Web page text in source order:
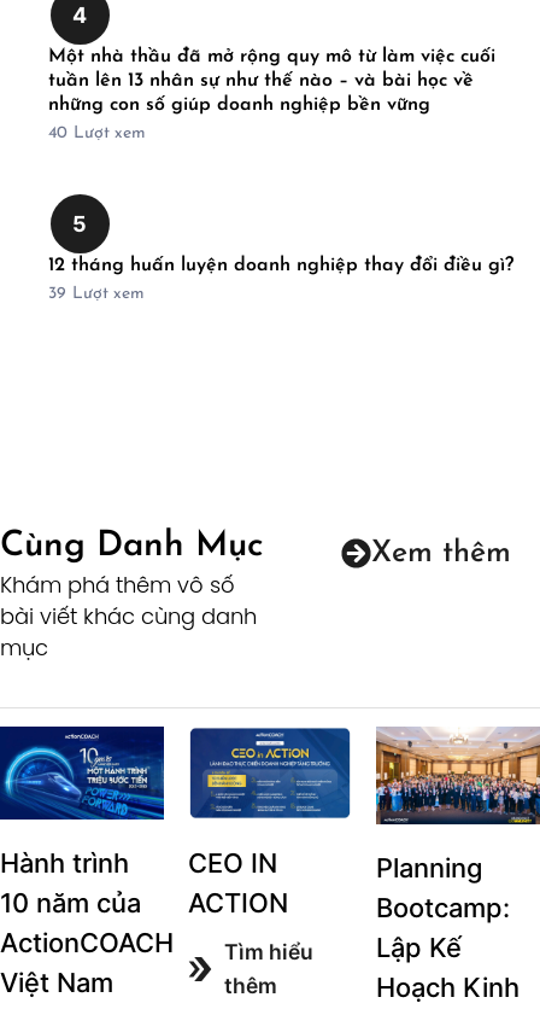
4
Một nhà thầu đã mở rộng quy mô từ làm việc cuối
tuần lên 13 nhân sự như thế nào – và bài học về
những con số giúp doanh nghiệp bền vững
40 Lượt xem
5
12 tháng huấn luyện doanh nghiệp thay đổi điều gì?
39 Lượt xem
Cùng Danh Mục
Khám phá thêm vô số
bài viết khác cùng danh
mục
Xem thêm
Hành trình
10 năm của
ActionCOACH
Việt Nam
CEO IN
ACTION
Tìm hiểu
thêm
Planning
Bootcamp:
Lập Kế
Hoạch Kinh